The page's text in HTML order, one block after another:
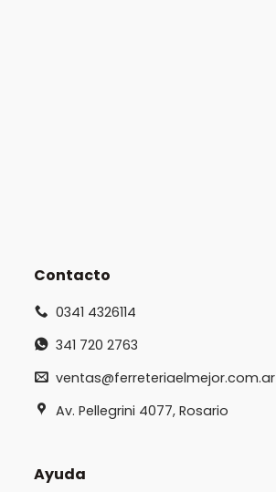
Contacto
0341 4326114
341 720 2763
ventas@ferreteriaelmejor.com.ar
Av. Pellegrini 4077, Rosario
Ayuda